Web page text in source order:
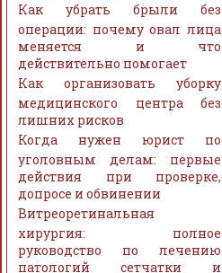
Как убрать брыли без
операции: почему овал лица
меняется и что
действительно помогает
Как организовать уборку
медицинского центра без
лишних рисков
Когда нужен юрист по
уголовным делам: первые
действия при проверке,
допросе и обвинении
Витреоретинальная
хирургия: полное
руководство по лечению
патологий сетчатки и